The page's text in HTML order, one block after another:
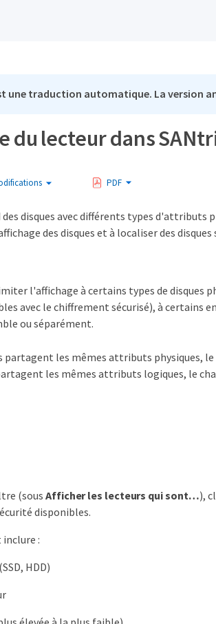
une traduction automatique. La version
du lecteur dans
PDF
disques avec différents types
des disques et à localiser des disques
l'affichage à certains types de disques
avec le chiffrement sécurisé), à certains
ou séparément.
partagent les mêmes attributs physiques,
les mêmes attributs logiques, le
(sous Afficher les lecteurs qui sont…​),
disponibles.
inclure :
HDD)